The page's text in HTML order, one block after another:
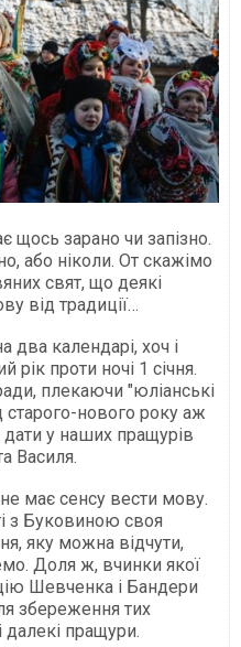
щось зарано чи запізно.
або ніколи. От скажімо
свят, що деякі
від традиції…
два календарі, хоч і
рік проти ночі 1 січня.
плекаючи "юліанські
старого-нового року аж
дати у наших пращурів
Василя.
має сенсу вести мову.
з Буковиною своя
яку можна відчути,
Доля ж, вчинки якої
Шевченка і Бандери
збереження тих
далекі пращури.